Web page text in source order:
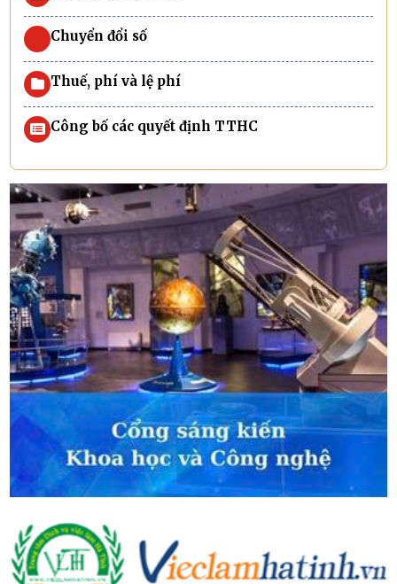
Chuyển đổi số
Thuế, phí và lệ phí
Công bố các quyết định TTHC